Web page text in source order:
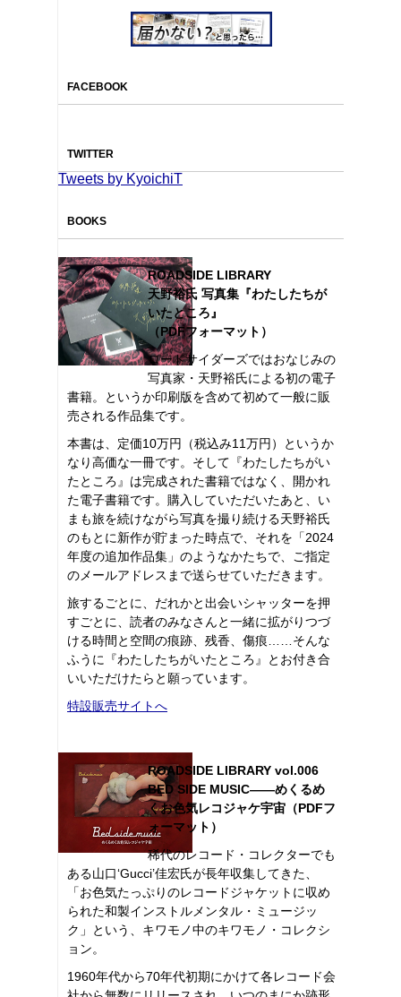
FACEBOOK
TWITTER
Tweets by KyoichiT
BOOKS
ROADSIDE LIBRARY
天野裕氏 写真集『わたしたちが
いたところ』
（PDFフォーマット）
ロードサイダーズではおなじみの
写真家・天野裕氏による初の電子
書籍。というか印刷版を含めて初めて一般に販
売される作品集です。
本書は、定価10万円（税込み11万円）というか
なり高価な一冊です。そして『わたしたちがい
たところ』は完成された書籍ではなく、開かれ
た電子書籍です。購入していただいたあと、い
まも旅を続けながら写真を撮り続ける天野裕氏
のもとに新作が貯まった時点で、それを「2024
年度の追加作品集」のようなかたちで、ご指定
のメールアドレスまで送らせていただきます。
旅するごとに、だれかと出会いシャッターを押
すごとに、読者のみなさんと一緒に拡がりつづ
ける時間と空間の痕跡、残香、傷痕……そんな
ふうに『わたしたちがいたところ』とお付き合
いいただけたらと願っています。
特設販売サイトへ
ROADSIDE LIBRARY vol.006
BED SIDE MUSIC――めくるめ
くお色気レコジャケ宇宙（PDFフ
ォーマット）
稀代のレコード・コレクターでも
ある山口‘Gucci’佳宏氏が長年収集してきた、
「お色気たっぷりのレコードジャケットに収め
られた和製インストルメンタル・ミュージッ
ク」という、キワモノ中のキワモノ・コレクシ
ョン。
1960年代から70年代初期にかけて各レコード会